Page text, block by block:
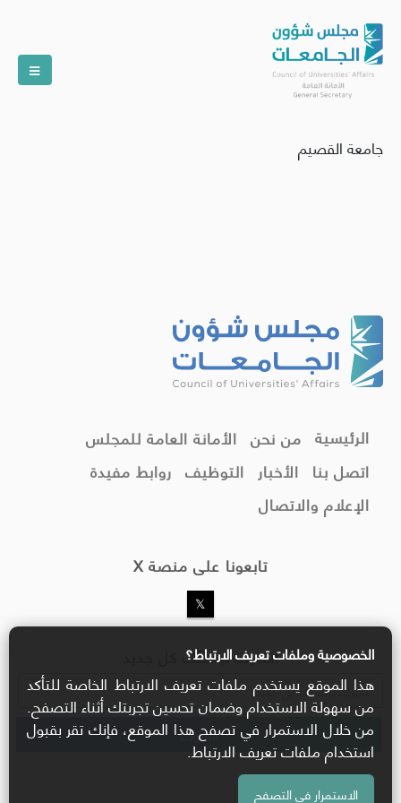
جامعة القصيم
الرئيسية من نحن الأمانة العامة للمجلس
اتصل بنا الأخبار التوظيف روابط مفيدة
الإعلام والاتصال
تابعونا على منصة X
اشترك ليصلك كل جديد
الخصوصية وملفات تعريف الارتباط؟
هذا الموقع يستخدم ملفات تعريف الارتباط الخاصة للتأكد
من سهولة الاستخدام وضمان تحسين تجربتك أثناء التصفح.
من خلال الاستمرار في تصفح هذا الموقع، فإنك تقر بقبول
استخدام ملفات تعريف الارتباط.
الاستمرار في التصفح